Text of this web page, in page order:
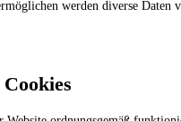
werden diverse Daten